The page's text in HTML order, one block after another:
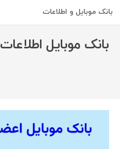
بانک موبایل و اطلاعات
بانک موبایل اطلاعات